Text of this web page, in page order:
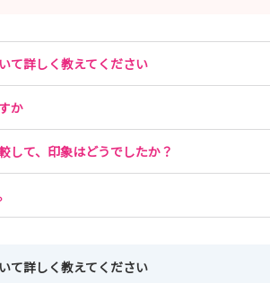
て詳しく教えてください
か
して、印象はどうでしたか？
て詳しく教えてください